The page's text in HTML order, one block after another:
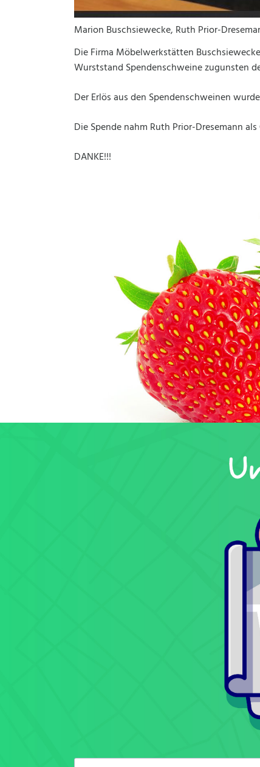
Marion Buschsiewecke, Ruth Prior-
Die Firma Möbelwerkstätten
Wurststand Spendenschweine zugunsten
Der Erlös aus den Spendenschweinen
Die Spende nahm Ruth Prior-Dresemann
DANKE!!!